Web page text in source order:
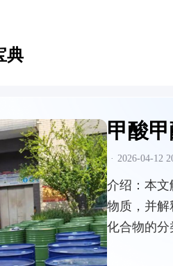
典
甲酸
· 2026-04-12
介绍： 本文
物质，并
化合物的分